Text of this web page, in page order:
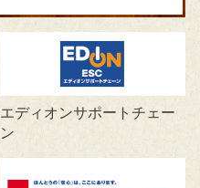
エディオンサポートチェー
ン